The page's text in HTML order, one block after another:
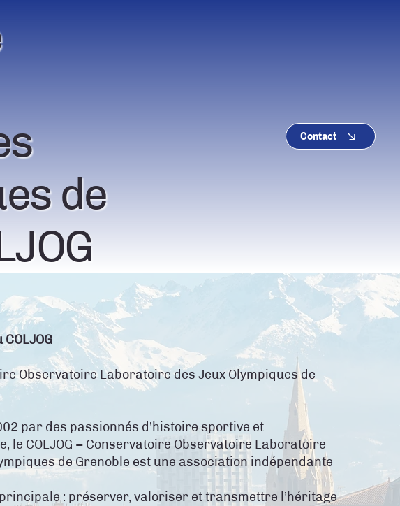
de
Contact
Observatoire Laboratoire des Jeux Olympiques de
par des passionnés d’histoire sportive et
le COLJOG – Conservatoire Observatoire Laboratoire
de Grenoble est une association indépendante
: préserver, valoriser et transmettre l’héritage